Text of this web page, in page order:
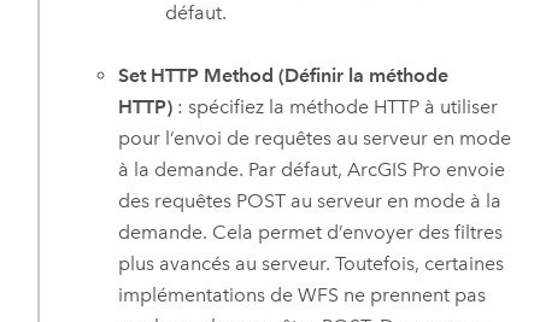
défaut.
Set HTTP Method (Définir la méthode
HTTP) : spécifiez la méthode HTTP à utiliser
pour l’envoi de requêtes au serveur en mode
à la demande. Par défaut,ArcGIS Pro envoie
des requêtes POST au serveur en mode à la
demande. Cela permet d’envoyer des filtres
plus avancés au serveur. Toutefois, certaines
implémentations de WFS ne prennent pas